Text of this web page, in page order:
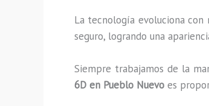
La tecnología evoluciona con
seguro, logrando una
Siempre trabajamos de la
6D en Pueblo Nuevo es